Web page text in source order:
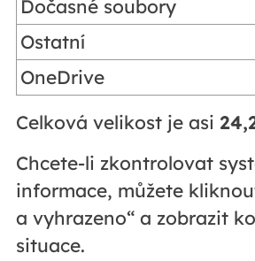
Dočasné soubory
Ostatní
OneDrive
Celková velikost je asi
Chcete-li zkontrolovat
informace, můžete
a vyhrazeno“ a zobrazit
situace.